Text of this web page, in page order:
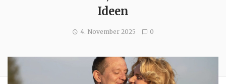
Ideen
4. November 2025 0